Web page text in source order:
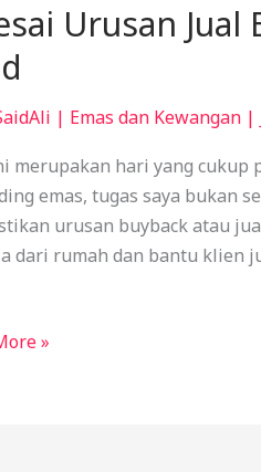
Urusan
| Emas dan Kewangan |
merupakan hari yang cukup
emas, tugas saya bukan
urusan buyback atau
dari rumah dan bantu klien
»